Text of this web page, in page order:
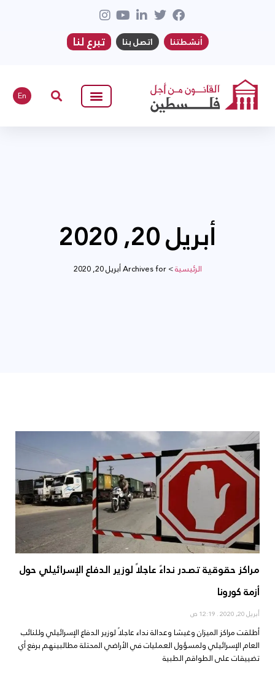
أنشطتنا اتصل بنا تبرع لنا
En
أبريل 20, 2020
الرئيسية>Archives for أبريل 20, 2020
مراكز حقوقية تصدر نداءً عاجلاً لوزير الدفاع الإسرائيلي حول
أزمة كورونا
أبريل 20, 2020
أطلقت مراكز الميزان وغيشا وعدالة نداء عاجلاً لوزير الدفاع الإسرائيلي وللنائب
العام الإسرائيلي ولمسؤول العمليات في الأراضي المحتلة مطالبينهم برفع أي
تضييقات على الطواقم الطبية